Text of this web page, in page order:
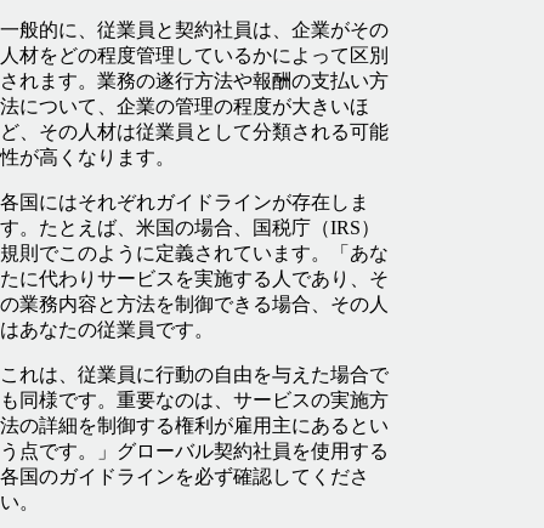
一般的に、従業員と契約社員は、企業がその
人材をどの程度管理しているかによって区別
されます。業務の遂行方法や報酬の支払い方
法について、企業の管理の程度が大きいほ
ど、その人材は従業員として分類される可能
性が高くなります。
各国にはそれぞれガイドラインが存在しま
す。たとえば、米国の場合、国税庁（IRS）
規則でこのように定義されています。「あな
たに代わりサービスを実施する人であり、そ
の業務内容と方法を制御できる場合、その人
はあなたの従業員です。
これは、従業員に行動の自由を与えた場合で
も同様です。重要なのは、サービスの実施方
法の詳細を制御する権利が雇用主にあるとい
う点です。」グローバル契約社員を使用する
各国のガイドラインを必ず確認してくださ
い。